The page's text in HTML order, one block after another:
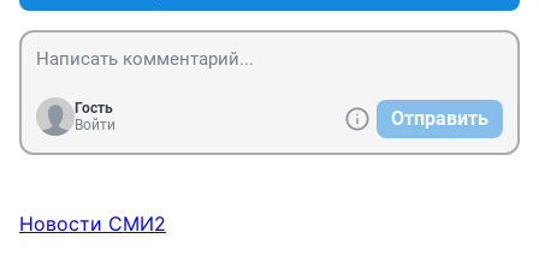
Гость
Войти
Отправить
Новости СМИ2